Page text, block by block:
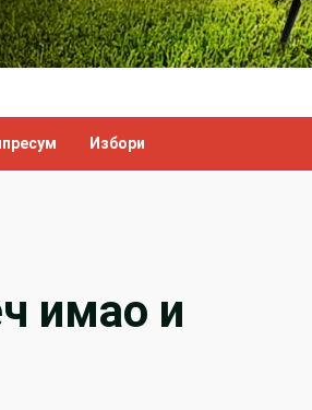
Избори
имао и